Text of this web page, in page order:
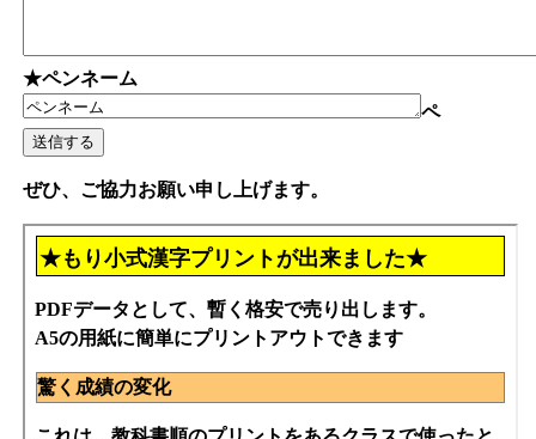
★ペンネーム
ペ
ぜひ、ご協力お願い申し上げます。